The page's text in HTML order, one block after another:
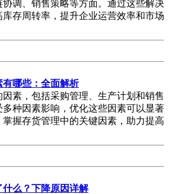
调、销售策略等方面。通过这些解决
存周转率，提升企业运营效率和市场
哪些：全面解析
素，包括采购管理、生产计划和销售
种因素影响，优化这些因素可以显著
握存货管理中的关键因素，助力提高
么？下降原因详解